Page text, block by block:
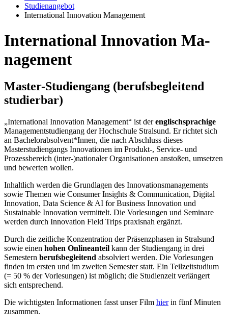
Studienangebot
International Innovation Management
In­ter­na­tio­nal In­no­va­ti­on Ma­
nage­ment
Mas­ter-Stu­di­en­gang (be­rufs­be­glei­tend
stu­dier­bar)
„International Innovation Management“ ist derenglischsprachige
Managementstudiengang der Hochschule Stralsund. Er richtet sich
an Bachelorabsolvent*Innen, die nach Abschluss dieses
Masterstudiengangs Innovationen im Produkt-, Service- und
Prozessbereich (inter-)nationaler Organisationen anstoßen, umsetzen
und bewerten wollen.
Inhaltlich werden die Grundlagen des Innovationsmanagements
sowie Themen wie Consumer Insights & Communication, Digital
Innovation, Data Science & AI for Business Innovation und
Sustainable Innovation vermittelt. Die Vorlesungen und Seminare
werden durch Innovation Field Trips praxisnah ergänzt.
Durch die zeitliche Konzentration der Präsenzphasen in Stralsund
sowie einen hohen Onlineanteil kann der Studiengang in drei
Semestern berufsbegleitend absolviert werden. Die Vorlesungen
finden im ersten und im zweiten Semester statt. Ein Teilzeitstudium
(= 50 % der Vorlesungen) ist möglich; die Studienzeit verlängert
sich entsprechend.
Die wichtigsten Informationen fasst unser Film hierin fünf Minuten
zusammen.